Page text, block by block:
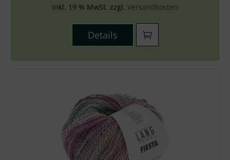
inkl. 19 % MwSt. zzgl. Versandkosten
Details